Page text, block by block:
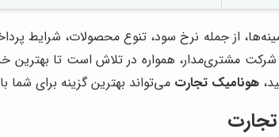
از جمله نرخ سود، تنوع محصولات، شرایط
مشتری‌مدار، همواره در تلاش است تا بهترین
هونامیک تجارت می‌تواند بهترین گزینه برای شما